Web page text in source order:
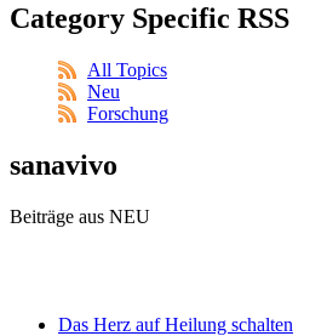
Category Specific RSS
All Topics
Neu
Forschung
sanavivo
Beiträge aus NEU
Das Herz auf Heilung schalten